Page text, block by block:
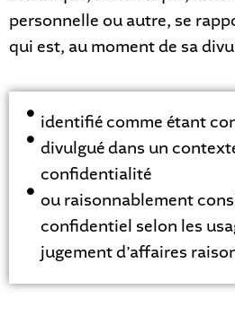
personnelle ou autre, se
qui est, au moment de sa
identifié comme étant
divulgué dans un
confidentialité
ou raisonnablement
confidentiel selon les
jugement d’affaires